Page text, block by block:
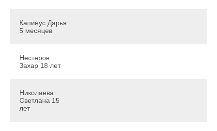
Капинус Дарья
5 месяцев
Нестеров
Захар 18 лет
Николаева
Светлана 15
лет